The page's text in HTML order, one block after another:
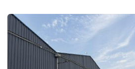
(Servicios)